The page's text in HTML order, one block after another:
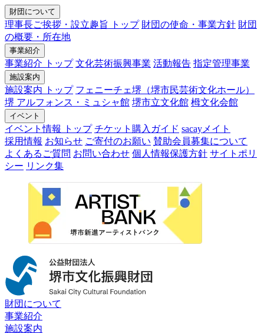
財団について
理事長ご挨拶・設立趣旨 トップ 財団の使命・事業方針 財団
の概要・所在地
事業紹介
事業紹介 トップ 文化芸術振興事業 活動報告 指定管理事業
施設案内
施設案内 トップ フェニーチェ堺（堺市民芸術文化ホール）
堺 アルフォンス・ミュシャ館 堺市立文化館 栂文化会館
イベント
イベント情報 トップ チケット購入ガイド sacayメイト
採用情報 お知らせ ご寄付のお願い 賛助会員募集について
よくあるご質問 お問い合わせ 個人情報保護方針 サイトポリ
シー リンク集
財団について
事業紹介
施設案内